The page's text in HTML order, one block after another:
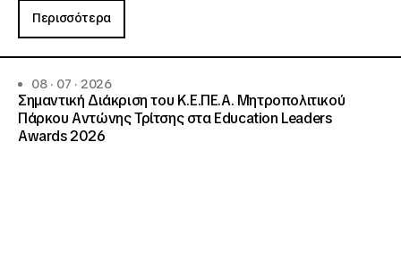
Περισσότερα
08 · 07 · 2026
Σημαντική Διάκριση του Κ.Ε.ΠΕ.Α. Μητροπολιτικού
Πάρκου Αντώνης Τρίτσης στα Education Leaders
Awards 2026